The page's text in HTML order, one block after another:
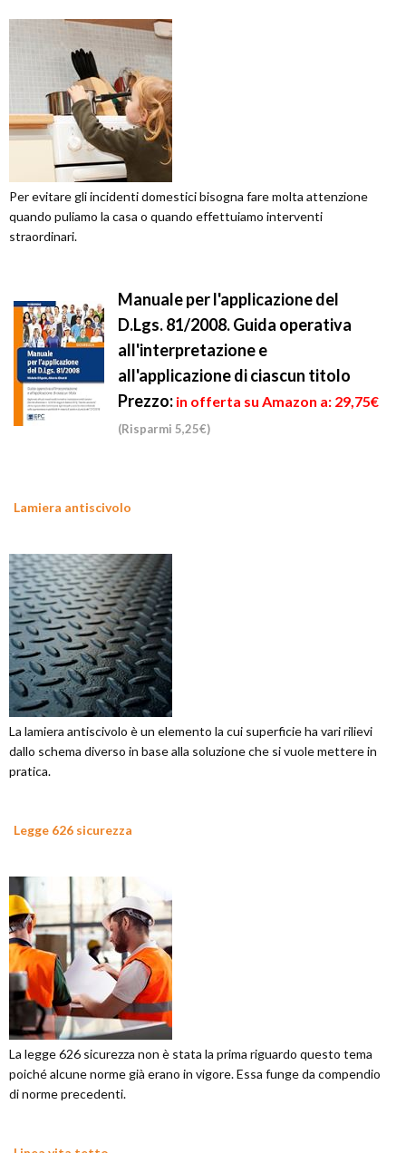
Per evitare gli incidenti domestici bisogna fare molta attenzione
quando puliamo la casa o quando effettuiamo interventi
straordinari.
Manuale per l'applicazione del
D.Lgs. 81/2008. Guida operativa
all'interpretazione e
all'applicazione di ciascun titolo
Prezzo: in offerta su Amazon a: 29,75€
(Risparmi 5,25€)
Lamiera antiscivolo
La lamiera antiscivolo è un elemento la cui superficie ha vari rilievi
dallo schema diverso in base alla soluzione che si vuole mettere in
pratica.
Legge 626 sicurezza
La legge 626 sicurezza non è stata la prima riguardo questo tema
poiché alcune norme già erano in vigore. Essa funge da compendio
di norme precedenti.